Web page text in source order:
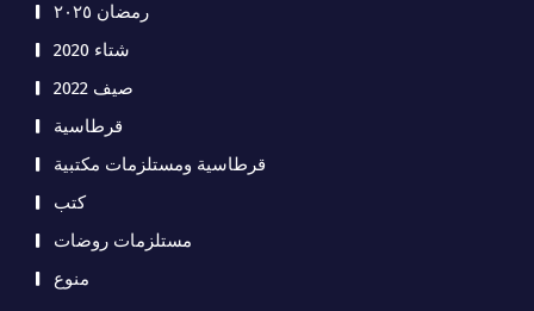
رمضان ٢٠٢٥
شتاء 2020
صيف 2022
قرطاسية
قرطاسية ومستلزمات مكتبية
كتب
مستلزمات روضات
منوع